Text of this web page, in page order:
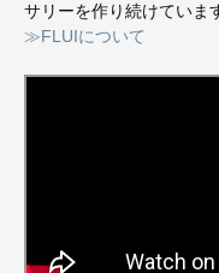
サリーを作り続けていま
≫FLUIについて